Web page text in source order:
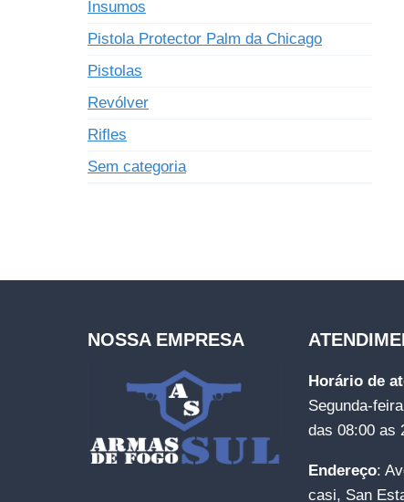
Insumos
Pistola Protector Palm da Chicago
Pistolas
Revólver
Rifles
Sem categoria
NOSSA EMPRESA
Horário de
Segunda-
das 08:00 as
Endereço:
casi, San